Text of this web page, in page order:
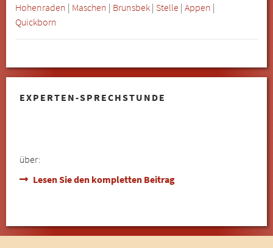
Hohenraden | Maschen | Brunsbek | Stelle | Appen |
Quickborn
EXPERTEN-SPRECHSTUNDE
über:
Lesen Sie den kompletten Beitrag